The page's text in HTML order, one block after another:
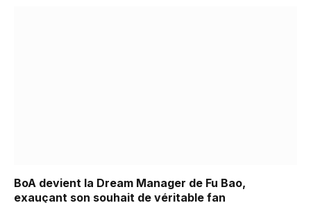
BoA devient la Dream Manager de Fu Bao,
exauçant son souhait de véritable fan